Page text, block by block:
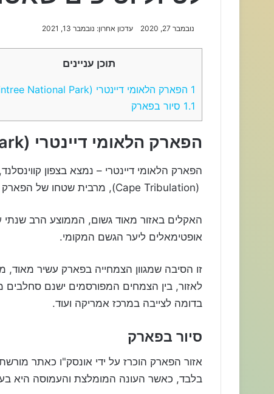
נובמבר 27, 2020 עדכון אחרון: נובמבר 13, 2021
תוכן עניינים
1 הפארק הלאומי דיינטרי (Daintree National Park)
1.1 סיור בפארק
הפארק הלאומי דיינטרי (
הפארק הלאומי דיינטרי – נמצא בצפון
(
Cape Tribulation), מרבית שטחו של הפארק
אופטימאלים ליער הגשם המקומי.
זו הסיבה שמגוון הצמחייה בפארק עשיר
לאזור, בין הצמחים המפורסמים ישנם סחלבים
בדומה לצייבה במרכז אמריקה ועוד.
סיור בפארק
אזור הפארק הוכרז על ידי אונסק"ו כאתר
בלבד, כאשר העונה המומלצת והעמוסה היא